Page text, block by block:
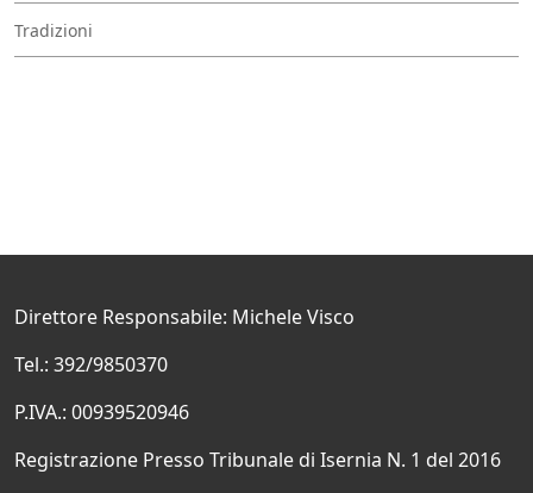
Tradizioni
Direttore Responsabile: Michele Visco
Tel.: 392/9850370
P.IVA.: 00939520946
Registrazione Presso Tribunale di Isernia N. 1 del 2016